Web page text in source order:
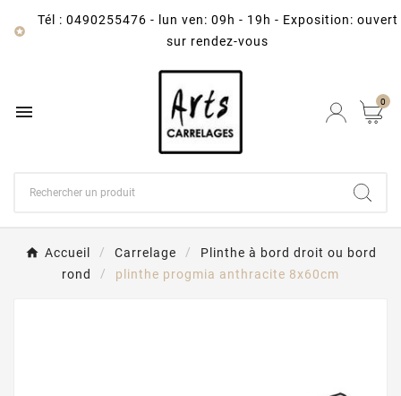

Tél : 0490255476 -
lun ven: 09h - 19h - Exposition: ouvert
sur rendez-vous
 0
Accueil Carrelage
Plinthe à bord droit ou bord
rond
plinthe progmia anthracite 8x60cm